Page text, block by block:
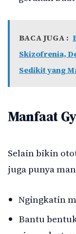
BACA JUGA :
Skizofrenia,
Sedikit yang
Manfaat
Selain bikin
juga punya
Ngingkatin
Bantu